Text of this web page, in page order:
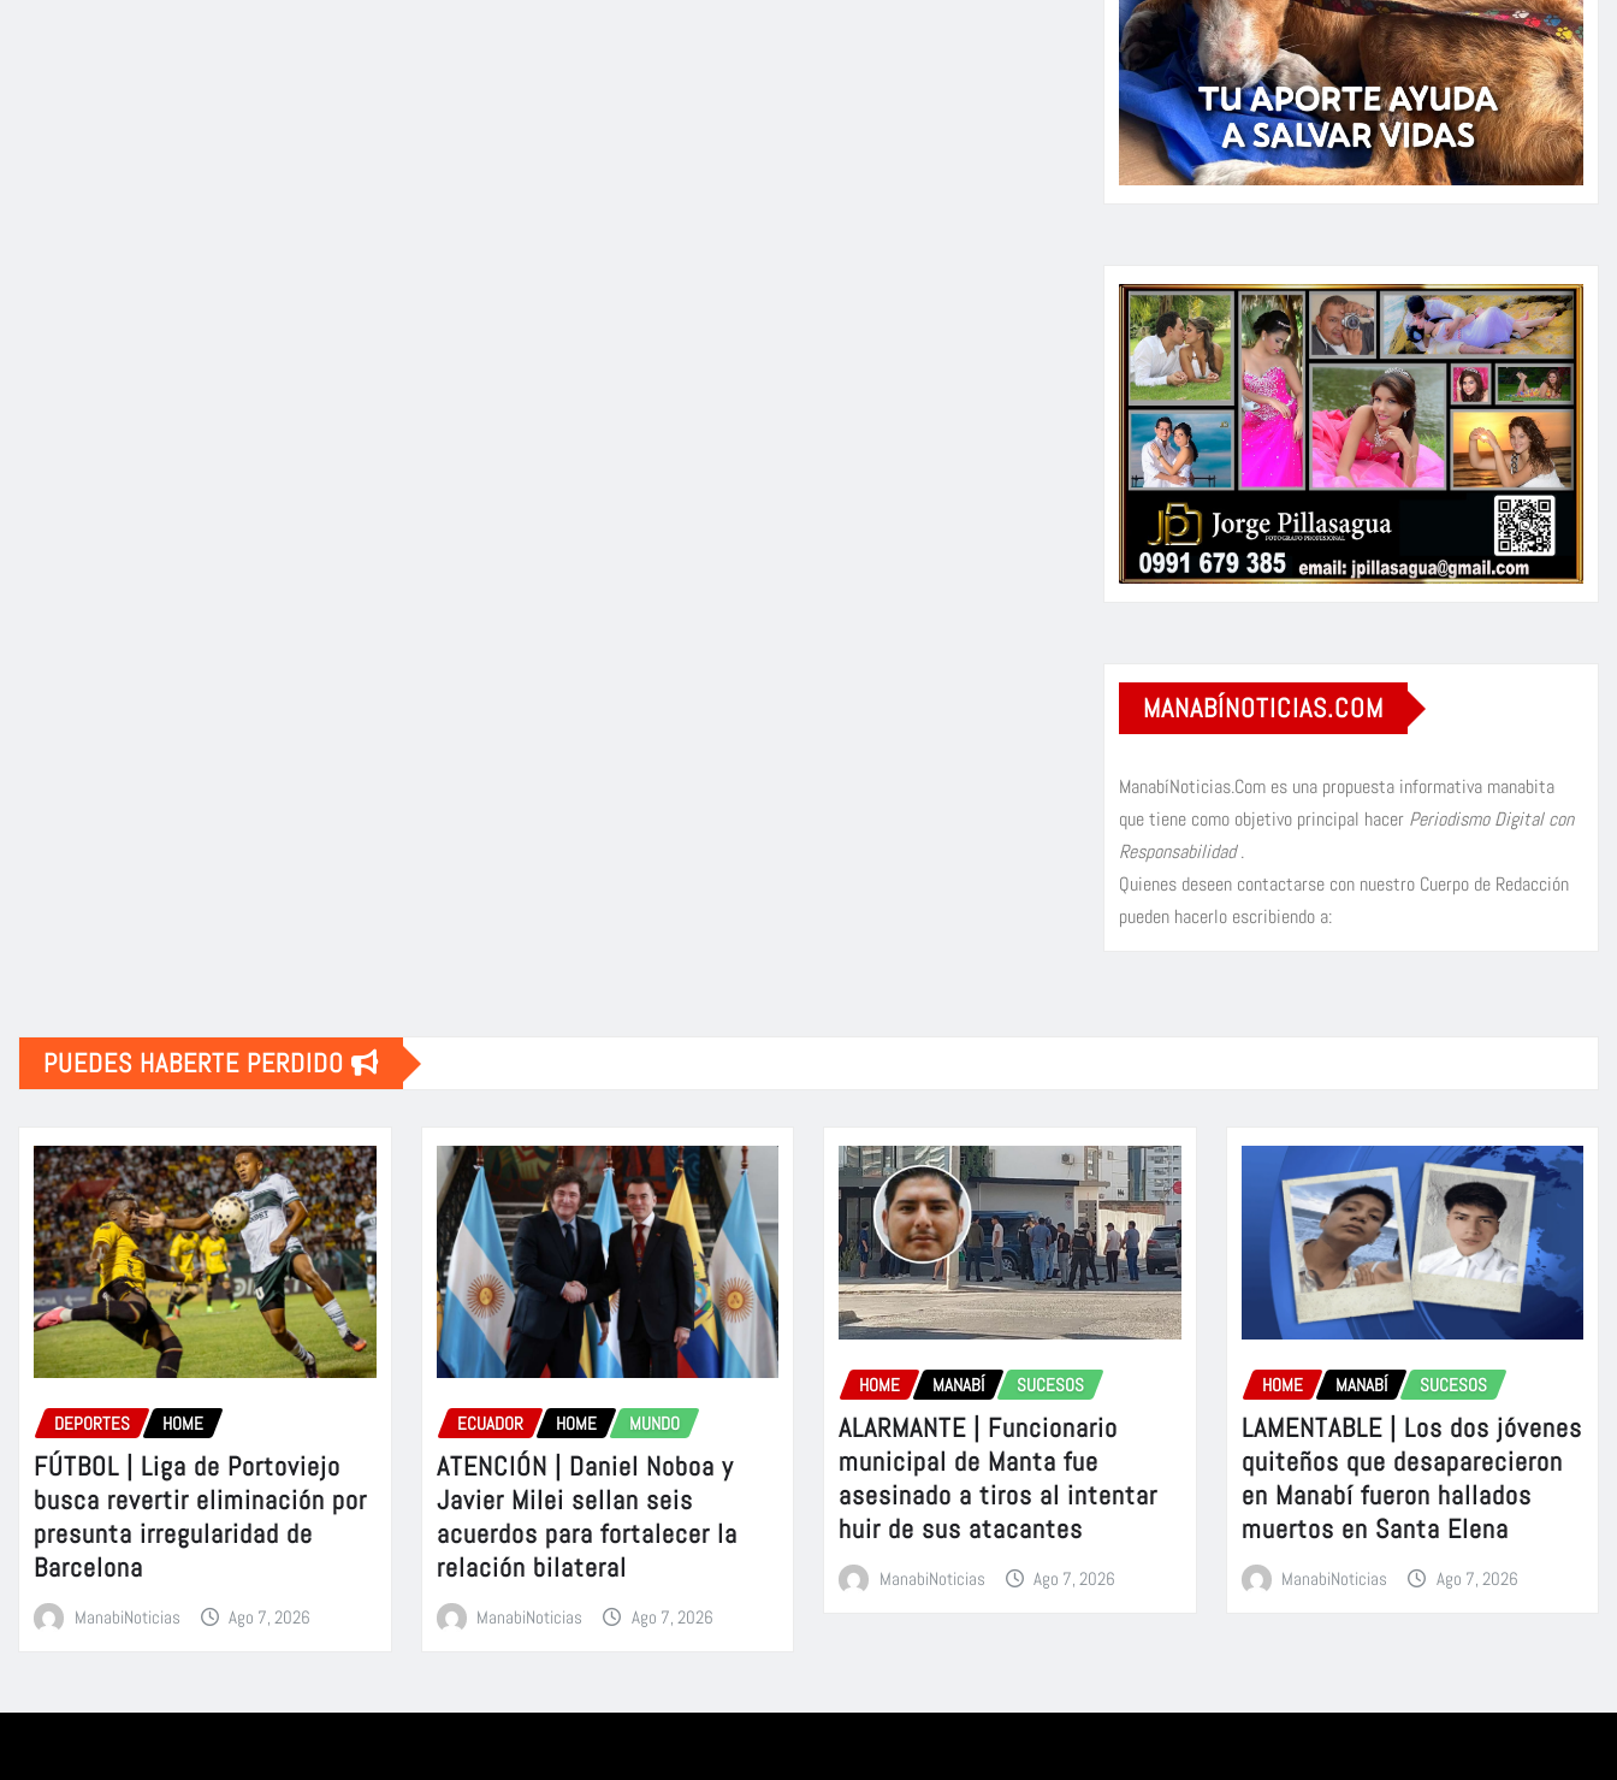
MANABÍNOTICIAS.COM
ManabíNoticias.Com es una propuesta informativa manabita
que tiene como objetivo principal hacer Periodismo Digital con
Responsabilidad.
Quienes deseen contactarse con nuestro Cuerpo de Redacción
pueden hacerlo escribiendo a:
PUEDES HABERTE PERDIDO
DEPORTES HOME
FÚTBOL | Liga de Portoviejo
busca revertir eliminación por
presunta irregularidad de
Barcelona
ManabiNoticias Ago 7, 2026
ECUADOR HOME MUNDO
ATENCIÓN | Daniel Noboa y
Javier Milei sellan seis
acuerdos para fortalecer la
relación bilateral
ManabiNoticias Ago 7, 2026
HOME MANABÍ SUCESOS
ALARMANTE | Funcionario
municipal de Manta fue
asesinado a tiros al intentar
huir de sus atacantes
ManabiNoticias Ago 7, 2026
HOME MANABÍ SUCESOS
LAMENTABLE | Los dos jóvenes
quiteños que desaparecieron
en Manabí fueron hallados
muertos en Santa Elena
ManabiNoticias Ago 7, 2026